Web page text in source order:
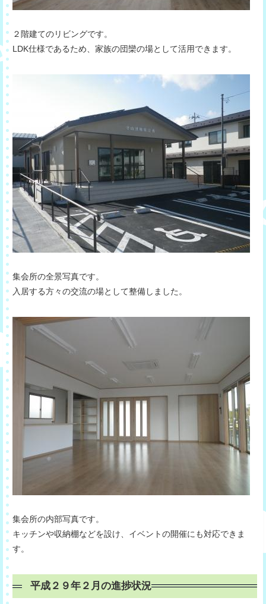
２階建てのリビングです。
LDK仕様であるため、家族の団欒の場として活用できます。
集会所の全景写真です。
入居する方々の交流の場として整備しました。
集会所の内部写真です。
キッチンや収納棚などを設け、イベントの開催にも対応できま
す。
平成２９年２月の進捗状況